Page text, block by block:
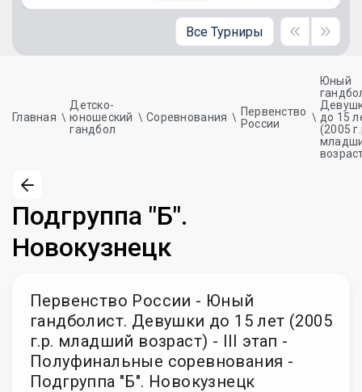
Все Турниры
Главная
Детско-
юношеский
гандбол
Соревнования
Первенство
России
Юный
до 15
(2005
Подгруппа "Б".
Новокузнецк
Первенство России - Юный
гандболист. Девушки до 15 лет (2005
г.р. младший возраст) - III этап -
Полуфинальные соревнования -
Подгруппа "Б". Новокузнецк